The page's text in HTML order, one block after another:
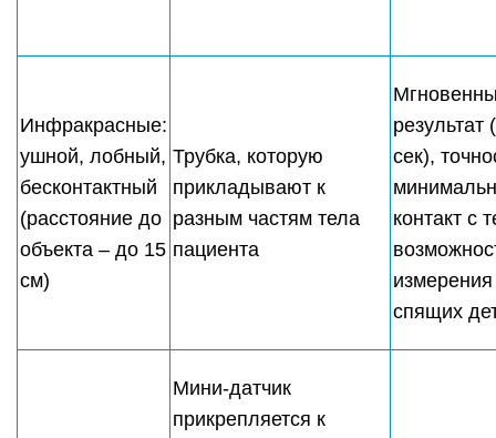
Инфракрасные:
ушной, лобный,
бесконтактный
(расстояние до
объекта – до 15
см)
Трубка, которую
прикладывают к
разным частям тела
пациента
результат
сек),
контакт с
измерения
спящих
Мини-датчик
прикрепляется к